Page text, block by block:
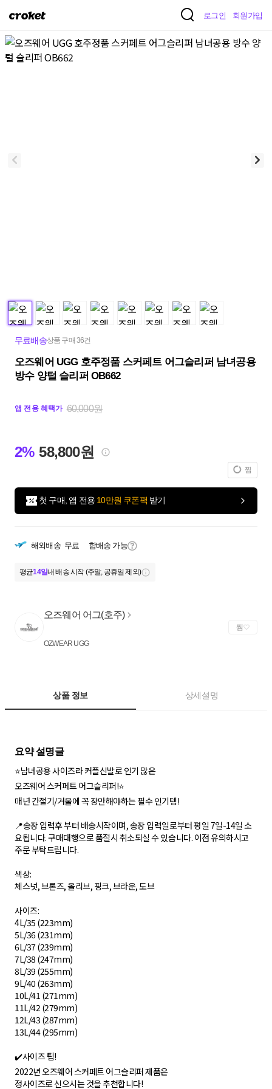
크
켓
로그인 회원가입
무료배송상품 구매 36건
오즈웨어 UGG 호주정품 스커페트 어그슬리퍼 남녀공용
방수 양털 슬리퍼 OB662
앱 전용 혜택가 60,000원
2% 58,800원
찜
첫 구매, 앱 전용 10만원 쿠폰팩 받기
해외배송 무료 합배송 가능
평균14일내 배송 시작 (주말, 공휴일 제외)
오즈웨어 어그(호주)
OZWEAR UGG
찜
상품 정보 상세설명
요약 설명글
⭐️남녀공용 사이즈라 커플신발로 인기 많은
오즈웨어 스커페트 어그슬리퍼!⭐️
매년 간절기/겨울에 꼭 장만해야하는 필수 인기템!
📍송장 입력후 부터 배송시작이며, 송장 입력일로부터 평일 7일-14일 소
요됩니다. 구매대행으로 품절시 취소되실 수 있습니다. 이점 유의하시고
주문 부탁드립니다.
색상:
체스넛, 브론즈, 올리브, 핑크, 브라운, 도브
사이즈:
4L/35 (223mm)
5L/36 (231mm)
6L/37 (239mm)
7L/38 (247mm)
8L/39 (255mm)
9L/40 (263mm)
10L/41 (271mm)
11L/42 (279mm)
12L/43 (287mm)
13L/44 (295mm)
✔️사이즈 팁!
2022년 오즈웨어 스커페트 어그슬리퍼 제품은
정사이즈로 신으시는 것을 추천합니다!